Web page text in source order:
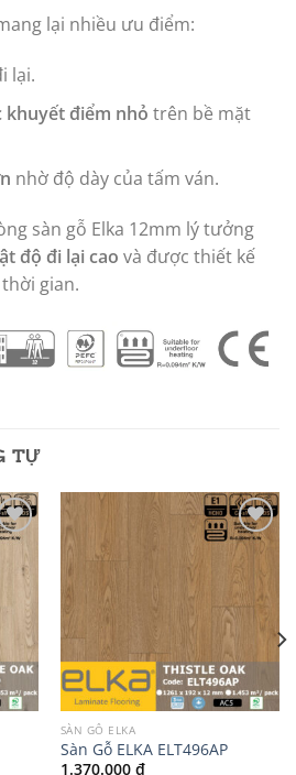
lại nhiều ưu điểm:
lại.
khuyết điểm nhỏ trên bề mặt
nhờ độ dày của tấm ván.
sàn gỗ Elka 12mm lý tưởng
độ đi lại cao và được thiết kế
gian.
TỰ
to
Add to
wishlist
SÀN GỖ ELKA
Sàn Gỗ ELKA ELT496AP
1.370.000 ₫